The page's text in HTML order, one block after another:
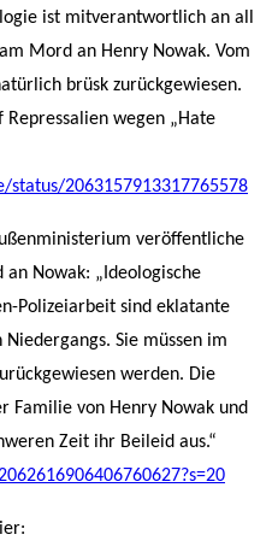
ist mitverantwortlich an all
Mord an Henry Nowak. Vom
brüsk zurückgewiesen.
wegen „Hate
2063157913317765578
veröffentliche
Nowak: „Ideologische
Polizeiarbeit sind eklatante
Sie müssen im
werden. Die
Familie von Henry Nowak und
Zeit ihr Beileid aus.“